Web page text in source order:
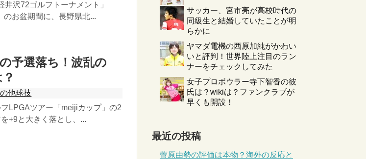
沢72ゴルフトーナメント」
お盆期間に、長野県北...
予選落ち！波乱の
他球技
LPGAツアー「meijiカップ」の2
+9と大きく落とし、...
サッカー、宮市亮が高校時代の
同級生と結婚していたことが明
らかに
ヤマダ電機の西原加純がかわい
いと評判！世界陸上注目のラン
ナーをチェックしてみた
女子プロボウラー寺下智香の彼
氏は？wikiは？ファンクラブが
早くも開設！
最近の投稿
菅原由勢の評価は本物？海外の反応と